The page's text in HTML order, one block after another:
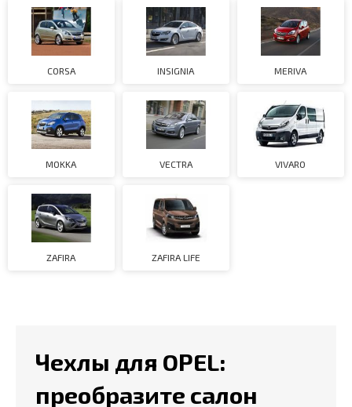
CORSA INSIGNIA MERIVA
MOKKA VECTRA VIVARO
ZAFIRA ZAFIRA LIFE
Чехлы для OPEL:
преобразите салон